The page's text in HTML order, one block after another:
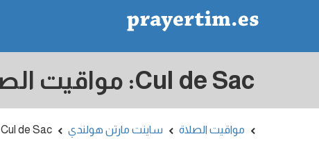
مواقيت الصلاة ساينت مارتن هولندي Cul de Sac